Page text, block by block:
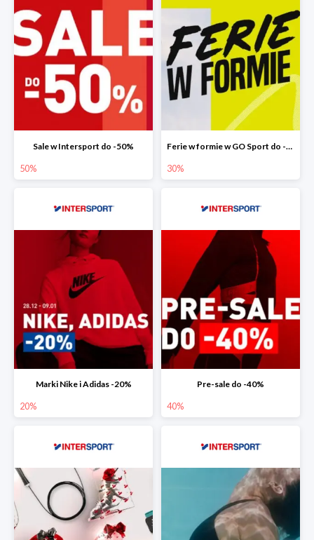
Sale w Intersport do -50%
50%
Ferie w formie w GO Sport do -30%
30%
Marki Nike i Adidas -20%
20%
Pre-sale do -40%
40%